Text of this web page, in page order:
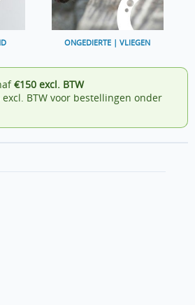
ONGEDIERTE | VLIEGEN
€150 excl. BTW
BTW voor bestellingen onder